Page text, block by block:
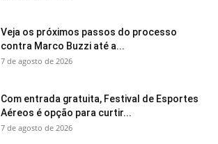
Veja os próximos passos do processo
contra Marco Buzzi até a...
7 de agosto de 2026
Com entrada gratuita, Festival de Esportes
Aéreos é opção para curtir...
7 de agosto de 2026